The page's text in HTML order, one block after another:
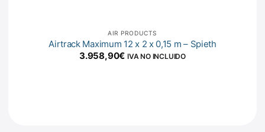
AIR PRODUCTS
Airtrack Maximum 12 x 2 x 0,15 m – Spieth
3.958,90€ IVA NO INCLUIDO